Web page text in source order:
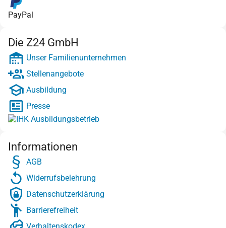
PayPal
Die Z24 GmbH
Unser Familienunternehmen
Stellenangebote
Ausbildung
Presse
Informationen
AGB
Widerrufsbelehrung
Datenschutzerklärung
Barrierefreiheit
Verhaltenskodex